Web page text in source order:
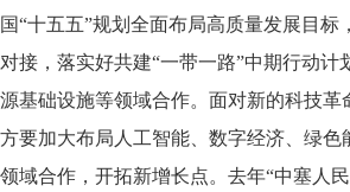
国“十五五”规划全面布局高质量发展目标
对接，落实好共建“一带一路”中期行动计
源基础设施等领域合作。面对新的科技革
方要加大布局人工智能、数字经济、绿色
领域合作，开拓新增长点。去年“中塞人